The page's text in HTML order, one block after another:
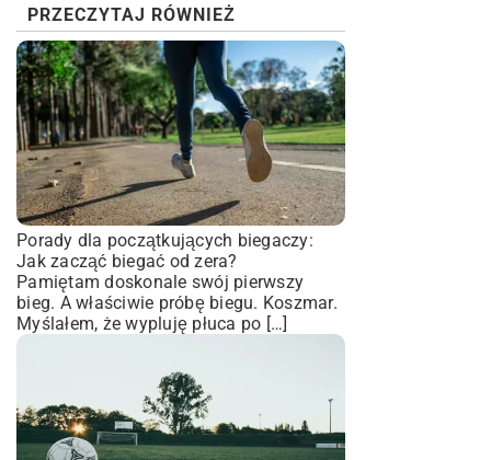
PRZECZYTAJ RÓWNIEŻ
Porady dla początkujących biegaczy:
Jak zacząć biegać od zera?
Pamiętam doskonale swój pierwszy
bieg. A właściwie próbę biegu. Koszmar.
Myślałem, że wypluję płuca po […]